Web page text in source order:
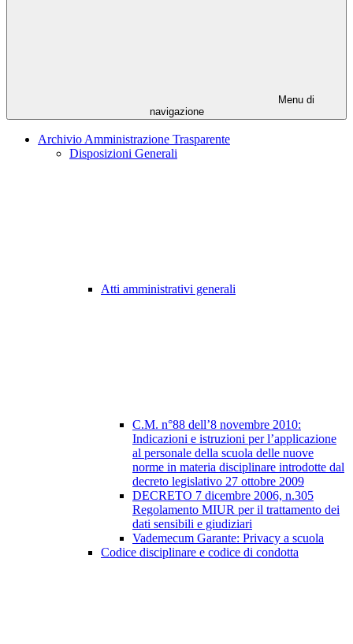
Menu di
navigazione
Archivio Amministrazione Trasparente
Disposizioni Generali
Atti amministrativi generali
C.M. n°88 dell’8 novembre 2010:
Indicazioni e istruzioni per l’applicazione
al personale della scuola delle nuove
norme in materia disciplinare introdotte dal
decreto legislativo 27 ottobre 2009
DECRETO 7 dicembre 2006, n.305
Regolamento MIUR per il trattamento dei
dati sensibili e giudiziari
Vademecum Garante: Privacy a scuola
Codice disciplinare e codice di condotta